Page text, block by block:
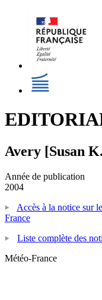
Avery [Susan
Année de publication
2004
Accès à la notice sur
France
Liste complète des
Météo-France